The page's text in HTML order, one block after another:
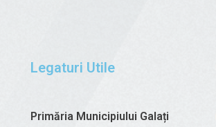
Legaturi Utile
Primăria Municipiului Galați